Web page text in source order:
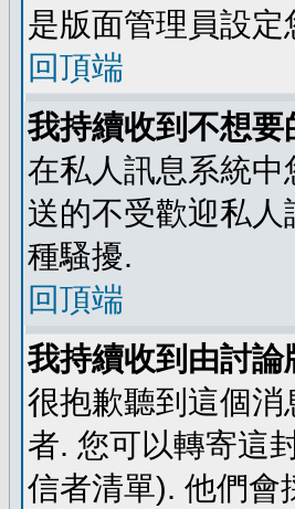
是版面管理員設
回頂端
我持續收到不想要
在私人訊息系統
送的不受歡迎私
種騷擾.
回頂端
我持續收到由討
很抱歉聽到這個
者. 您可以轉寄這
信者清單). 他們會